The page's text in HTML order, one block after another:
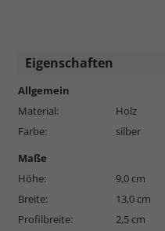
Eigenschaften
Allgemein
Material:
Holz
Farbe:
silber
Maße
Höhe:
9,0 cm
Breite:
13,0 cm
Profilbreite:
2,5 cm